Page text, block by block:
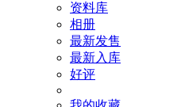
资料库
相册
最新发售
最新入库
好评